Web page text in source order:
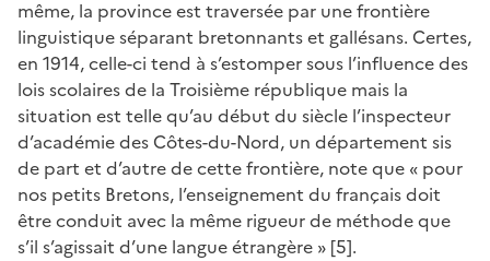
même, la province est traversée par une frontière
linguistique séparant bretonnants et gallésans. Certes,
en 1914, celle-ci tend à s’estomper sous l’influence des
lois scolaires de la Troisième république mais la
situation est telle qu’au début du siècle l’inspecteur
d’académie des Côtes-du-Nord, un département sis
de part et d’autre de cette frontière, note que « pour
nos petits Bretons, l’enseignement du français doit
être conduit avec la même rigueur de méthode que
s’il s’agissait d’une langue étrangère » [5].